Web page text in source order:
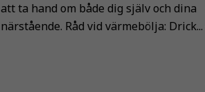
att ta hand om både dig själv och dina
närstående. Råd vid värmebölja: Drick...